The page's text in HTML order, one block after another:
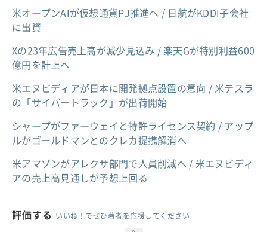
米オープンAIが仮想通貨PJ推進へ / 日航がKDDI子会社
に出資
Xの23年広告売上高が減少見込み / 楽天Gが特別利益600
億円を計上へ
米エヌビディアが日本に開発拠点設置の意向 / 米テスラ
の「サイバートラック」が出荷開始
シャープがファーウェイと特許ライセンス契約 / アップ
ルがゴールドマンとのクレカ提携解消へ
米アマゾンがアレクサ部門で人員削減へ / 米エヌビディ
アの売上高見通しが予想上回る
評価する いいね！でぜひ著者を応援してください